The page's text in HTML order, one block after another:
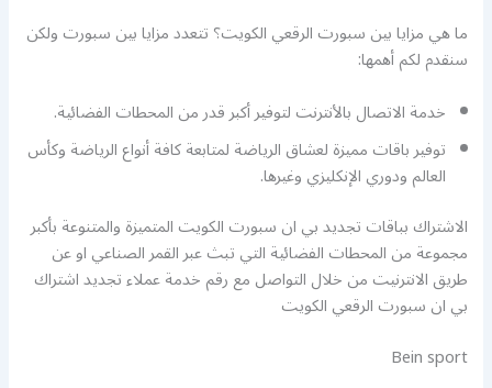
ما هي مزايا بين سبورت الرقعي الكويت؟ تتعدد مزايا بين سبورت ولكن
سنقدم لكم أهمها:
خدمة الاتصال بالأنترنت لتوفير أكبر قدر من المحطات الفضائية.
توفير باقات مميزة لعشاق الرياضة لمتابعة كافة أنواع الرياضة وكأس
العالم ودوري الإنكليزي وغيرها.
الاشتراك بباقات تجديد بي ان سبورت الكويت المتميزة والمتنوعة بأكبر
مجموعة من المحطات الفضائية التي تبث عبر القمر الصناعي او عن
طريق الانترنيت من خلال التواصل مع رقم خدمة عملاء تجديد اشتراك
بي ان سبورت الرقعي الكويت
Bein sport